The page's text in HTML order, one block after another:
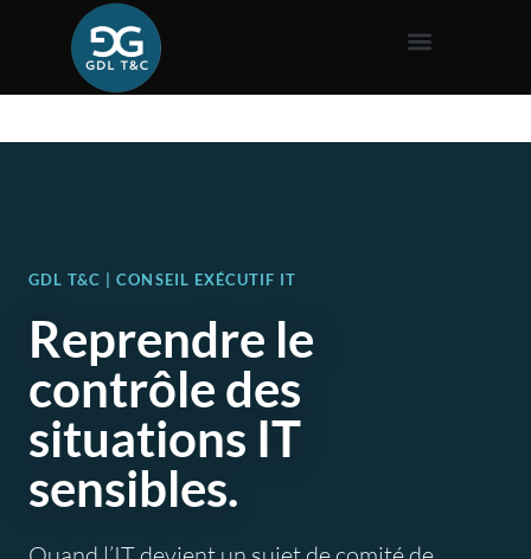
GDL T&C | CONSEIL EXÉCUTIF IT
Reprendre le
contrôle des
situations IT
sensibles.